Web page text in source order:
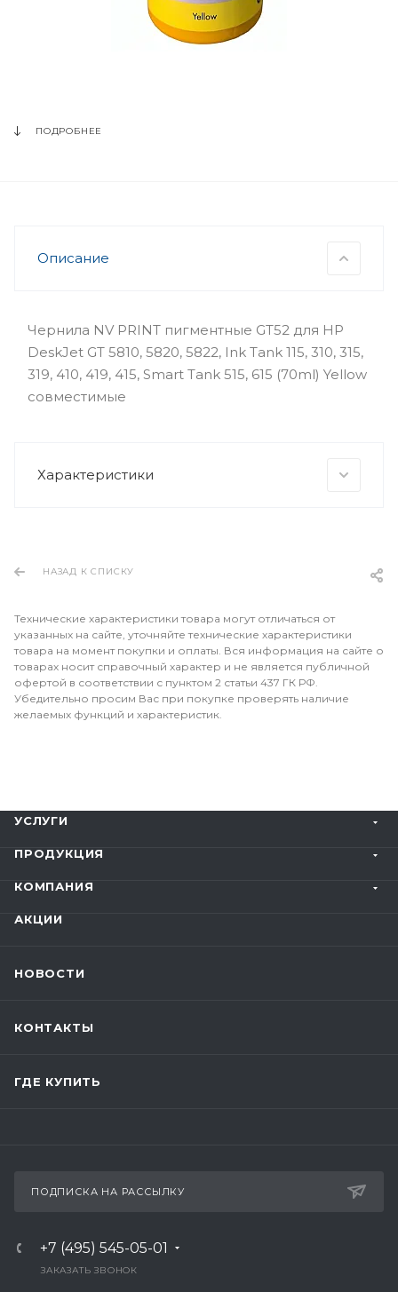
ПОДРОБНЕЕ
Описание
Чернила NV PRINT пигментные GT52 для HP
DeskJet GT 5810, 5820, 5822, Ink Tank 115, 310, 315,
319, 410, 419, 415, Smart Tank 515, 615 (70ml) Yellow
совместимые
Характеристики
НАЗАД К СПИСКУ
Технические характеристики товара могут отличаться от
указанных на сайте, уточняйте технические характеристики
товара на момент покупки и оплаты. Вся информация на сайте о
товарах носит справочный характер и не является публичной
офертой в соответствии с пунктом 2 статьи 437 ГК РФ.
Убедительно просим Вас при покупке проверять наличие
желаемых функций и характеристик.
УСЛУГИ
ПРОДУКЦИЯ
КОМПАНИЯ
АКЦИИ
НОВОСТИ
КОНТАКТЫ
ГДЕ КУПИТЬ
ПОДПИСКА НА РАССЫЛКУ
+7 (495) 545-05-01
ЗАКАЗАТЬ ЗВОНОК